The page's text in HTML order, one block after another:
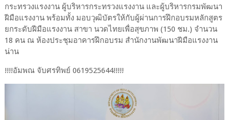
กระทรวงแรงงาน ผู้บริหารกระทรวงแรงงาน และผู้บริหารกรมพัฒนา
ฝีมือแรงงาน พร้อมทั้ง มอบวุฒิบัตรให้กับผู้ผ่านการฝึกอบรมหลักสูตร
ยกระดับฝีมือแรงงาน สาขา นวดไทยเพื่อสุขภาพ (150 ชม.) จำนวน
18 คน ณ ห้องประชุมอาคารฝึกอบรม สำนักงานพัฒนาฝีมือแรงงาน
น่าน
!!!!อัมพณ จับศรทิพย์ 0619525644!!!!!